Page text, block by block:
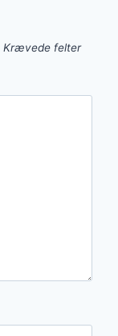
Krævede felter